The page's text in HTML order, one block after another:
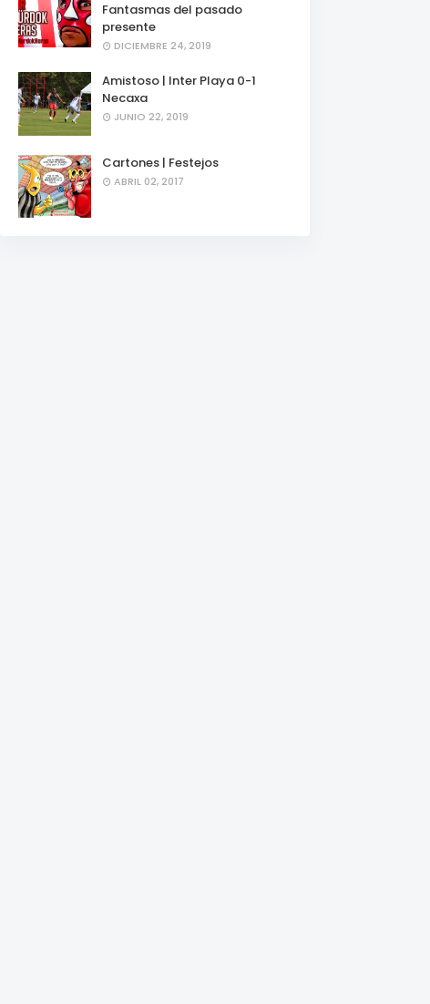
Fantasmas del pasado
presente
DICIEMBRE 24, 2019
Amistoso | Inter Playa 0-1
Necaxa
JUNIO 22, 2019
Cartones | Festejos
ABRIL 02, 2017